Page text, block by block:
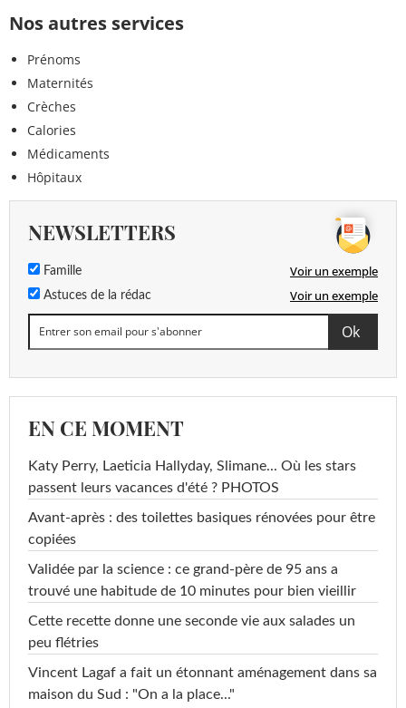
Nos autres services
Prénoms
Maternités
Crèches
Calories
Médicaments
Hôpitaux
NEWSLETTERS
Famille Voir un exemple
Astuces de la rédac Voir un exemple
EN CE MOMENT
Katy Perry, Laeticia Hallyday, Slimane... Où les stars
passent leurs vacances d'été ? PHOTOS
Avant-après : des toilettes basiques rénovées pour être
copiées
Validée par la science : ce grand-père de 95 ans a
trouvé une habitude de 10 minutes pour bien vieillir
Cette recette donne une seconde vie aux salades un
peu flétries
Vincent Lagaf a fait un étonnant aménagement dans sa
maison du Sud : "On a la place..."